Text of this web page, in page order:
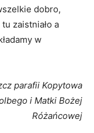
dobro,
zaistniało a
w
parafii Kopytowa
i Matki Bożej
Różańcowej